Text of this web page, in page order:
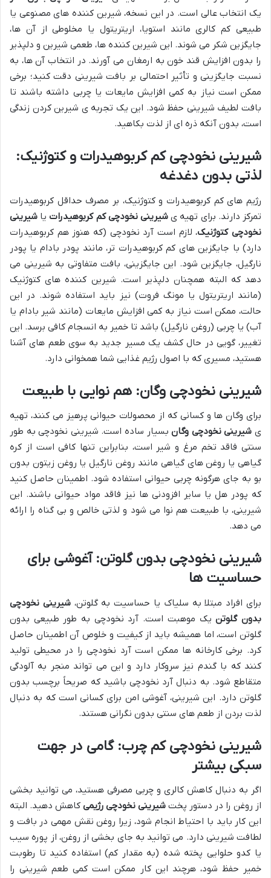
یک انتخاب عالی است. در این نسخه، شیرین کننده های مصنوعی یا
طبیعی کم کالری مانند استویا، اریتریتول یا مخلوطی از آن ها،
جایگزین شکر می شوند. این شیرین کننده ها، طعمی شیرین و دلپذیر
را بدون افزایش قند خون به ارمغان می آورند. در انتخاب آن ها، به
نسبت جایگزینی و تأثیر احتمالی بر بافت شیرینی دقت کنید؛ برخی
ممکن است نیاز به کمی افزایش مایعات یا چربی داشته باشند تا
بافت لطیف شیرینی حفظ شود. این یک تجربه ی شیرین کردن زندگی
است، بدون آنکه ذره ای از لذت بکاهید.
شیرینی نخودچی کم کربوهیدرات و کتوژنیک:
لذتی بدون دغدغه
رژیم های کم کربوهیدرات و کتوژنیک، بر مصرف حداقل کربوهیدرات
تمرکز دارند. برای تهیه ی شیرینی نخودچی کم کربوهیدرات یا شیرینی
نخودچی کتوژنیک، لازم است آرد نخودچی (که هنوز هم کربوهیدرات
دارد) با جایگزین های کم کربوهیدرات تر، مانند پودر بادام یا پودر
نارگیل، جایگزین شود. این جایگزینی، بافت متفاوتی به شیرینی می
دهد که البته همچنان دلپذیر است. شیرین کننده های کتوژنیک
(مانند اریتریتول یا مونگ فروت) نیز باید استفاده شوند. در این
حالت، ممکن است نیاز به کمی افزایش مایعات (مانند شیر بادام یا
آب) یا چربی (روغن نارگیل) باشد تا خمیر به انسجام کافی برسد. این
تغییر، گویی در حال کشف یک مسیر جدید به سوی طعم های آشنا
هستید، مسیری که با اصول رژیم غذایی شما همخوانی دارد.
شیرینی نخودچی وگان: هم نوایی با طبیعت
برای وگان ها و کسانی که از محصولات حیوانی پرهیز می کنند، تهیه
ی شیرینی نخودچی وگانبسیار ساده است. شیرینی نخودچی به طور
سنتی فاقد تخم مرغ و شیر است، بنابراین تنها کافی است از کره
گیاهی یا روغن های گیاهی مانند روغن نارگیل یا روغن زیتون بدون
بو به جای هرگونه چربی حیوانی استفاده شود. اطمینان حاصل کنید
که پودر هل یا سایر افزودنی ها نیز فاقد مواد حیوانی باشند. این
شیرینی، با طبیعت هم نوا می شود و لذتی خالص و بی گناه را ارائه
می دهد.
شیرینی نخودچی بدون گلوتن: آغوشی برای
حساسیت ها
برای افراد مبتلا به سلیاک یا حساسیت به گلوتن،شیرینی نخودچی
بدون گلوتنیک موهبت است. آرد نخودچی به طور طبیعی بدون
گلوتن است، اما همیشه باید از کیفیت و خلوص آن اطمینان حاصل
کرد. برخی کارخانه ها ممکن است آرد نخودچی را در محیطی تولید
کنند که با گندم نیز سروکار دارد و این می تواند منجر به آلودگی
متقاطع شود. به دنبال آرد نخودچی باشید که صریحاً برچسب بدون
گلوتن دارد. این شیرینی، آغوشی امن برای کسانی است که به دنبال
لذت بردن از طعم های سنتی بدون نگرانی هستند.
شیرینی نخودچی کم چرب: گامی در جهت
سبکی بیشتر
اگر به دنبال کاهش کالری و چربی مصرفی هستید، می توانید بخشی
از روغن را در دستور پخت شیرینی نخودچی رژیمی کاهش دهید. البته
این کار باید با احتیاط انجام شود، زیرا روغن نقش مهمی در بافت و
لطافت شیرینی دارد. می توانید به جای بخشی از روغن، از پوره سیب
یا کدو حلوایی پخته شده (به مقدار کم) استفاده کنید تا رطوبت
خمیر حفظ شود، هرچند این کار ممکن است کمی طعم شیرینی را